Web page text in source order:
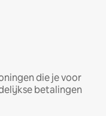
die je voor
betalingen